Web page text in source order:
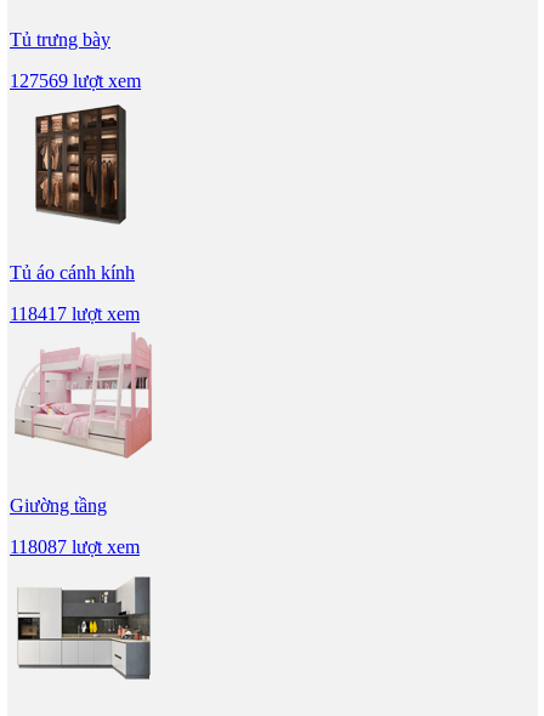
Tủ trưng bày
127569 lượt xem
Tủ áo cánh kính
118417 lượt xem
Giường tầng
118087 lượt xem